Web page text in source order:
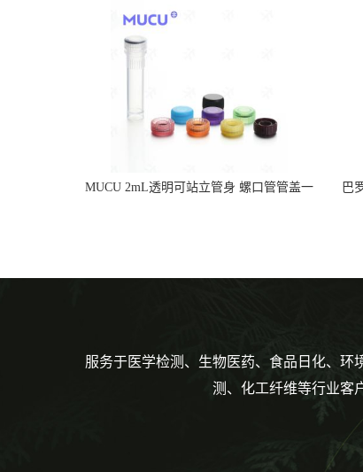
MUCU 2mL透明可站立管身 螺口管管盖一
巴
服务于医学检测、生物医药、食品日化、环
测、化工纤维等行业客